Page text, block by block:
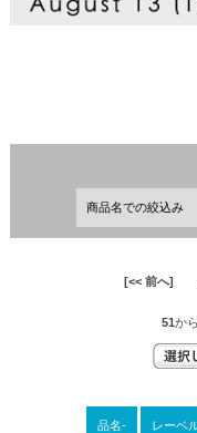
[<< 前へ]
51から
品名- レーベ